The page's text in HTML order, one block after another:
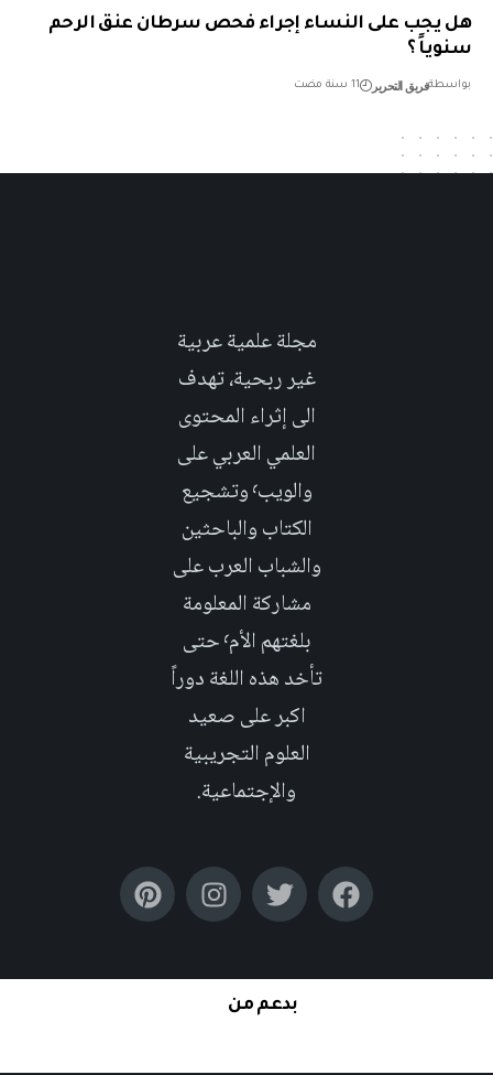
على النساء إجراء فحص سرطان عنق الرحم
؟
فريق التحرير 11 سنة مضت
مجلة علمية عربية
غير ربحية، تهدف
الى إثراء المحتوى
العلمي العربي على
والويب٬ وتشجيع
الكتاب والباحثين
والشباب العرب على
مشاركة المعلومة
بلغتهم الأم٬ حتى
تأخد هذه اللغة دوراً
اكبر على صعيد
العلوم التجريبية
والإجتماعية.
بدعم من